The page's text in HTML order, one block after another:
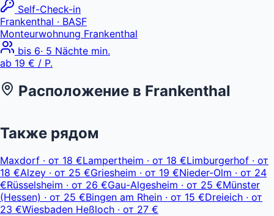
Self-Check-in
Frankenthal · BASF
Monteurwohnung Frankenthal
bis 6· 5 Nächte min.
ab 19 € / P.
Расположение в Frankenthal
+
Также рядом
Maxdorf · от 18 €Lampertheim · от 18 €Limburgerhof · от
18 €Alzey · от 25 €Griesheim · от 19 €Nieder-Olm · от 24
€Rüsselsheim · от 26 €Gau-Algesheim · от 25 €Münster
(Hessen) · от 25 €Bingen am Rhein · от 15 €Dreieich · от
23 €Wiesbaden Heßloch · от 27 €